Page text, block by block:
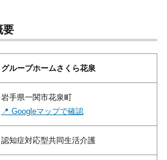
要
グループホームさくら花泉
岩手県一関市花泉町
📍 Googleマップで確認
認知症対応型共同生活介護